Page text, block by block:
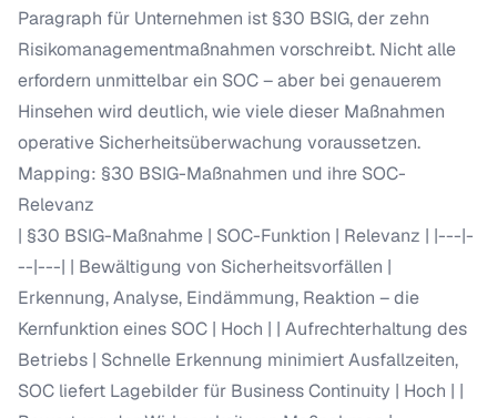
Paragraph für Unternehmen ist §30 BSIG, der zehn
Risikomanagementmaßnahmen vorschreibt. Nicht alle
erfordern unmittelbar ein SOC – aber bei genauerem
Hinsehen wird deutlich, wie viele dieser Maßnahmen
operative Sicherheitsüberwachung voraussetzen.
Mapping: §30 BSIG-Maßnahmen und ihre SOC-
Relevanz
| §30 BSIG-Maßnahme | SOC-Funktion | Relevanz | |---|-
--|---| | Bewältigung von Sicherheitsvorfällen |
Erkennung, Analyse, Eindämmung, Reaktion – die
Kernfunktion eines SOC | Hoch | | Aufrechterhaltung des
Betriebs | Schnelle Erkennung minimiert Ausfallzeiten,
SOC liefert Lagebilder für Business Continuity | Hoch | |